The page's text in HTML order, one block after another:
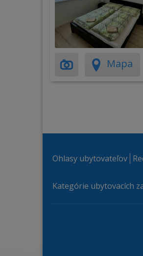
Mapa
Ohlasy ubytovateľov
Kategórie ubytovacích